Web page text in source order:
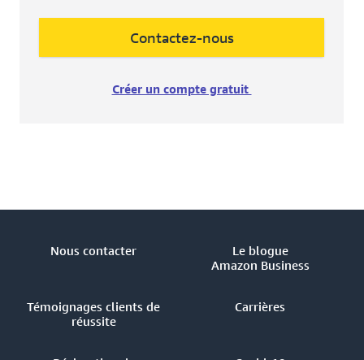
Contactez-nous
Créer un compte gratuit
Nous contacter
Le blogue
Amazon Business
Témoignages clients de
réussite
Carrières